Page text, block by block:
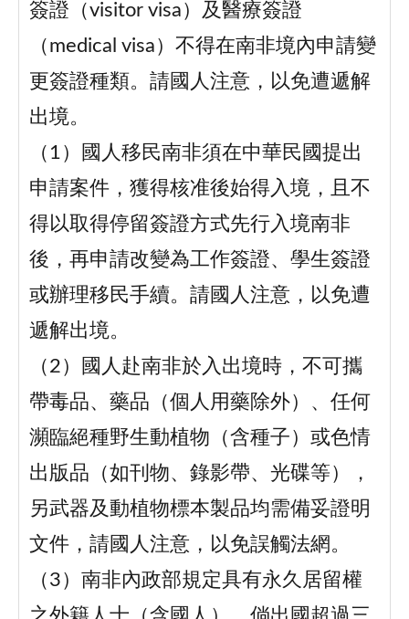
簽證（visitor visa）及醫療簽證
（medical visa）不得在南非境內申請變
更簽證種類。請國人注意，以免遭遞解
出境。
（1）國人移民南非須在中華民國提出
申請案件，獲得核准後始得入境，且不
得以取得停留簽證方式先行入境南非
後，再申請改變為工作簽證、學生簽證
或辦理移民手續。請國人注意，以免遭
遞解出境。
（2）國人赴南非於入出境時，不可攜
帶毒品、藥品（個人用藥除外）、任何
瀕臨絕種野生動植物（含種子）或色情
出版品（如刊物、錄影帶、光碟等），
另武器及動植物標本製品均需備妥證明
文件，請國人注意，以免誤觸法網。
（3）南非內政部規定具有永久居留權